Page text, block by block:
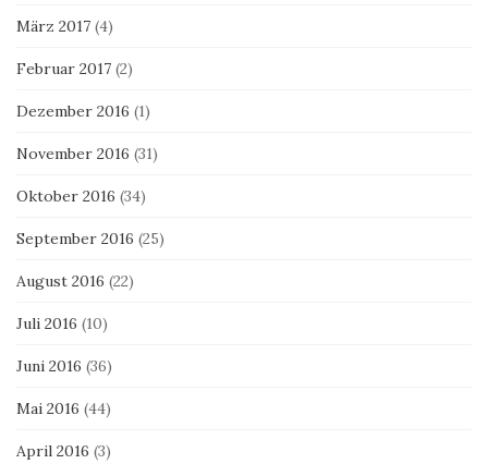
März 2017 (4)
Februar 2017 (2)
Dezember 2016 (1)
November 2016 (31)
Oktober 2016 (34)
September 2016 (25)
August 2016 (22)
Juli 2016 (10)
Juni 2016 (36)
Mai 2016 (44)
April 2016 (3)